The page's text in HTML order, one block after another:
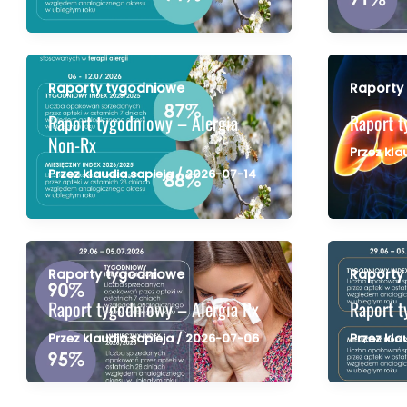
Raporty tygodniowe
Raport tygodniowy – Alergia
Non-Rx
Przezklaudia.sapieja/2026-07-14
Raport
Przez
Raporty tygodniowe
Raport tygodniowy – Alergia Rx
Przezklaudia.sapieja/2026-07-06
Raport
Przez